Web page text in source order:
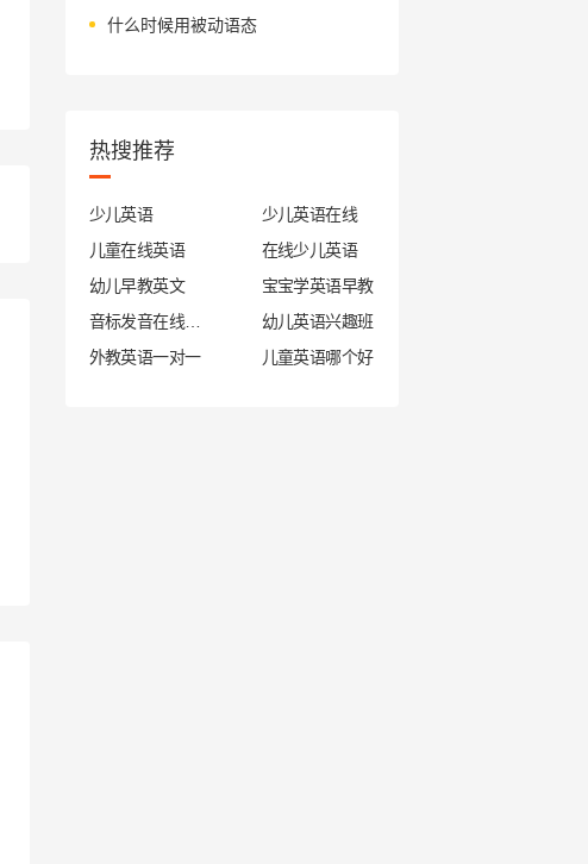
什么时候用被动语态
热搜推荐
少儿英语
少儿英语在线
儿童在线英语
在线少儿英语
幼儿早教英文
宝宝学英语早教
幼儿英语兴趣班
外教英语一对一
儿童英语哪个好